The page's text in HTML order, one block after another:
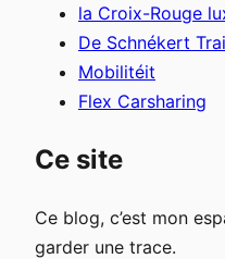
la Croix-Rouge
De Schnékert
Mobilitéit
Flex Carsharing
Ce site
Ce blog, c’est mon
garder une trace.